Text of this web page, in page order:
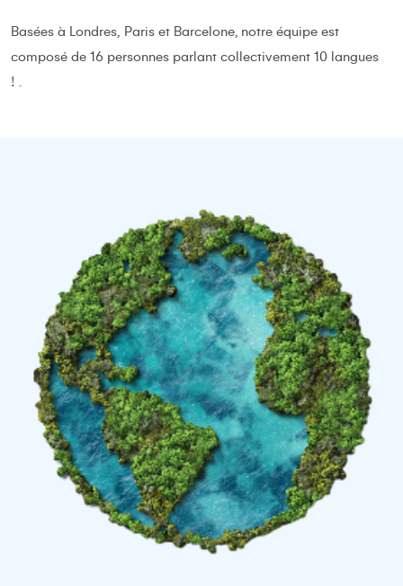
Basées à Londres, Paris et Barcelone, notre équipe est
composé de 16 personnes parlant collectivement 10 langues
! .